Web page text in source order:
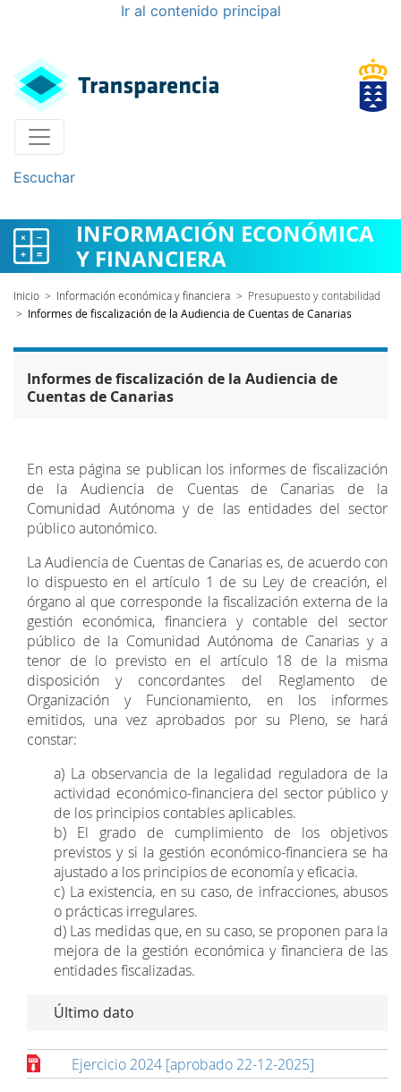
Ir al contenido principal
Escuchar
INFORMACIÓN ECONÓMICA
Y FINANCIERA
Inicio > Información económica y financiera > Presupuesto y contabilidad
> Informes de fiscalización de la Audiencia de Cuentas de Canarias
Informes de fiscalización de la Audiencia de
Cuentas de Canarias
En esta página se publican los informes de fiscalización
de la Audiencia de Cuentas de Canarias de la
Comunidad Autónoma y de las entidades del sector
público autonómico.
La Audiencia de Cuentas de Canarias es, de acuerdo con
lo dispuesto en el artículo 1 de su Ley de creación, el
órgano al que corresponde la fiscalización externa de la
gestión económica, financiera y contable del sector
público de la Comunidad Autónoma de Canarias y a
tenor de lo previsto en el artículo 18 de la misma
disposición y concordantes del Reglamento de
Organización y Funcionamiento, en los informes
emitidos, una vez aprobados por su Pleno, se hará
constar:
a) La observancia de la legalidad reguladora de la
actividad económico-financiera del sector público y
de los principios contables aplicables.
b) El grado de cumplimiento de los objetivos
previstos y si la gestión económico-financiera se ha
ajustado a los principios de economía y eficacia.
c) La existencia, en su caso, de infracciones, abusos
o prácticas irregulares.
d) Las medidas que, en su caso, se proponen para la
mejora de la gestión económica y financiera de las
entidades fiscalizadas.
Último dato
Ejercicio 2024 [aprobado 22-12-2025]